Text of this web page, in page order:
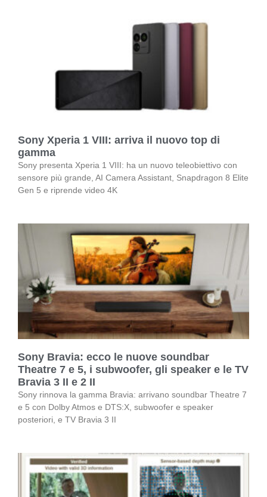
Sony Xperia 1 VIII: arriva il nuovo top di
gamma
Sony presenta Xperia 1 VIII: ha un nuovo teleobiettivo con
sensore più grande, AI Camera Assistant, Snapdragon 8 Elite
Gen 5 e riprende video 4K
Sony Bravia: ecco le nuove soundbar
Theatre 7 e 5, i subwoofer, gli speaker e le TV
Bravia 3 II e 2 II
Sony rinnova la gamma Bravia: arrivano soundbar Theatre 7
e 5 con Dolby Atmos e DTS:X, subwoofer e speaker
posteriori, e TV Bravia 3 II